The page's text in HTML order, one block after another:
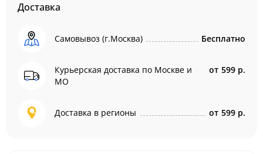
Доставка
Самовывоз (г.Москва) Бесплатно
Курьерская доставка по Москве и
МО
от 599 р.
Доставка в регионы от 599 р.